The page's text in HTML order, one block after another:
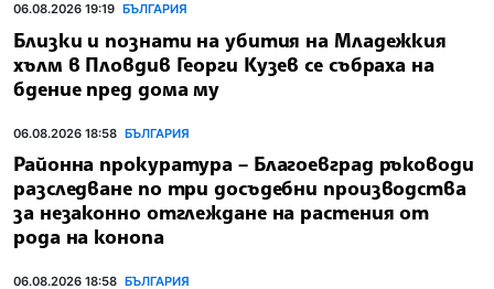
06.08.2026 19:19 БЪЛГАРИЯ
Близки и познати на убития на Младежкия
хълм в Пловдив Георги Кузев се събраха на
бдение пред дома му
06.08.2026 18:58 БЪЛГАРИЯ
Районна прокуратура – Благоевград ръководи
разследване по три досъдебни производства
за незаконно отглеждане на растения от
рода на конопа
06.08.2026 18:58 БЪЛГАРИЯ